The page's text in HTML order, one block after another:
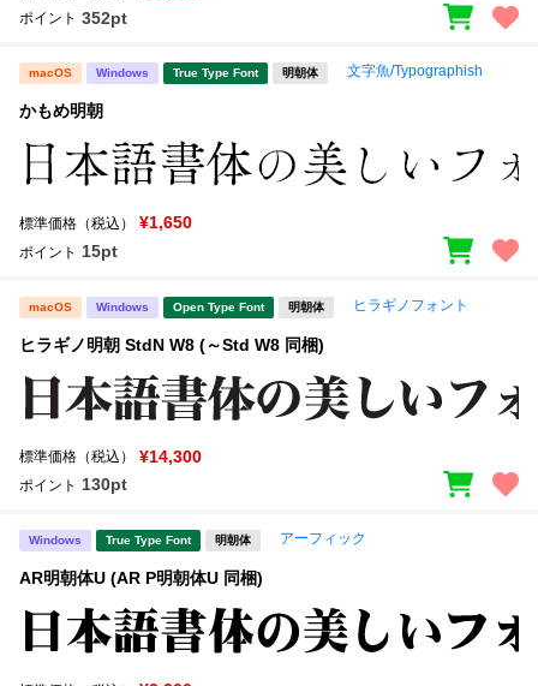
ポイント 352pt
macOS Windows True Type Font 明朝体 文字魚/Typographish
かもめ明朝
標準価格（税込） ¥1,650
ポイント 15pt
macOS Windows Open Type Font 明朝体 ヒラギノフォント
ヒラギノ明朝 StdN W8 (～Std W8 同梱)
標準価格（税込） ¥14,300
ポイント 130pt
Windows True Type Font 明朝体 アーフィック
AR明朝体U (AR P明朝体U 同梱)